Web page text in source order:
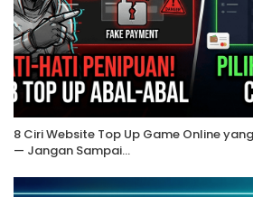
8 Ciri Website Top Up Game Online
— Jangan Sampai…